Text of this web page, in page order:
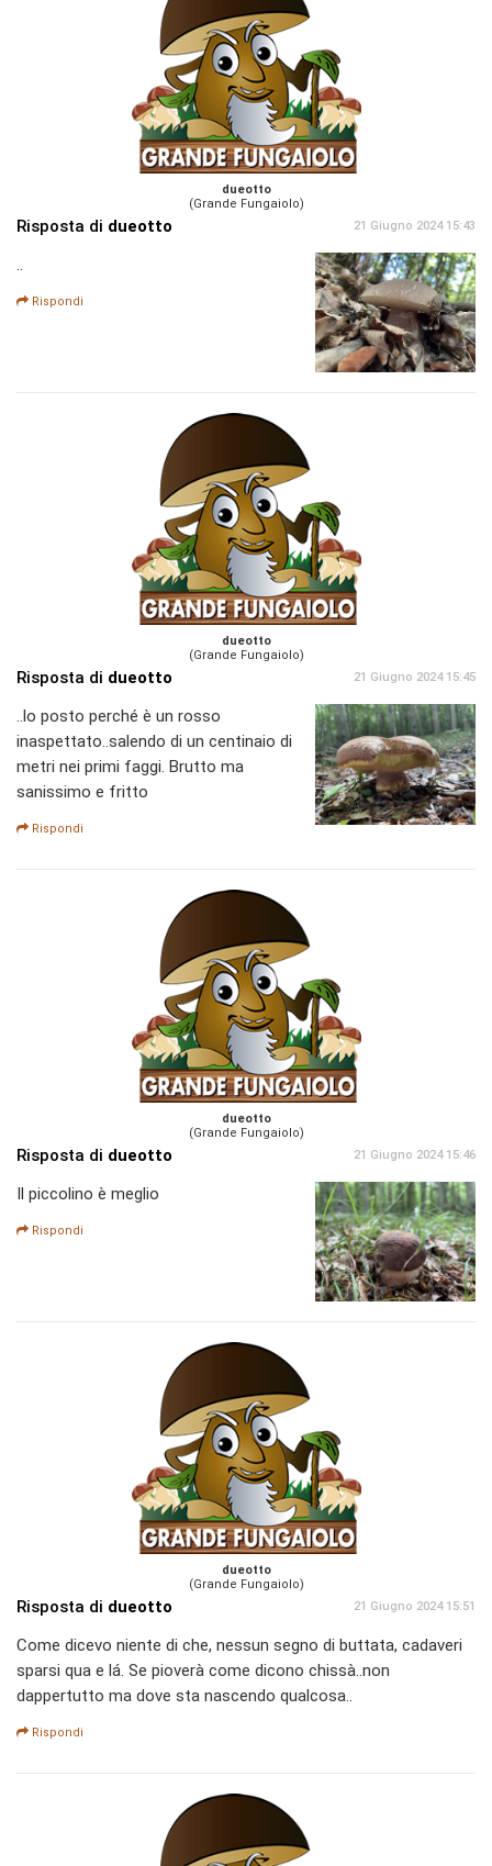
dueotto
(Grande Fungaiolo)
Risposta di dueotto 21 Giugno 2024 15:43
Rispondi
dueotto
(Grande Fungaiolo)
Risposta di dueotto 21 Giugno 2024 15:45
..lo posto perché è un rosso
inaspettato..salendo di un centinaio di
metri nei primi faggi. Brutto ma
sanissimo e fritto
Rispondi
dueotto
(Grande Fungaiolo)
Risposta di dueotto 21 Giugno 2024 15:46
Il piccolino è meglio
Rispondi
dueotto
(Grande Fungaiolo)
Risposta di dueotto 21 Giugno 2024 15:51
Come dicevo niente di che, nessun segno di buttata, cadaveri
sparsi qua e lá. Se pioverà come dicono chissà..non
dappertutto ma dove sta nascendo qualcosa..
Rispondi